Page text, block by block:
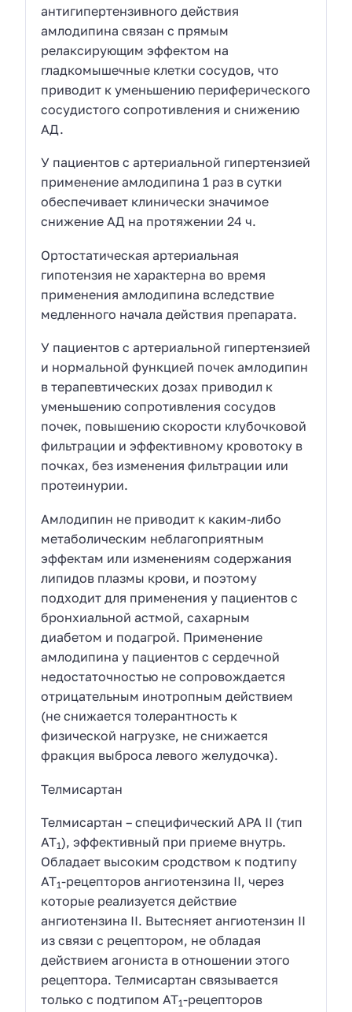
антигипертензивного действия
амлодипина связан с прямым
релаксирующим эффектом на
гладкомышечные клетки сосудов, что
приводит к уменьшению периферического
сосудистого сопротивления и снижению
АД.
У пациентов с артериальной гипертензией
применение амлодипина 1 раз в сутки
обеспечивает клинически значимое
снижение АД на протяжении 24 ч.
Ортостатическая артериальная
гипотензия не характерна во время
применения амлодипина вследствие
медленного начала действия препарата.
У пациентов с артериальной гипертензией
и нормальной функцией почек амлодипин
в терапевтических дозах приводил к
уменьшению сопротивления сосудов
почек, повышению скорости клубочковой
фильтрации и эффективному кровотоку в
почках, без изменения фильтрации или
протеинурии.
Амлодипин не приводит к каким-либо
метаболическим неблагоприятным
эффектам или изменениям содержания
липидов плазмы крови, и поэтому
подходит для применения у пациентов с
бронхиальной астмой, сахарным
диабетом и подагрой. Применение
амлодипина у пациентов с сердечной
недостаточностью не сопровождается
отрицательным инотропным действием
(не снижается толерантность к
физической нагрузке, не снижается
фракция выброса левого желудочка).
Телмисартан
Телмисартан – специфический АРА II (тип
AT1), эффективный при приеме внутрь.
Обладает высоким сродством к подтипу
AT1-рецепторов ангиотензина II, через
которые реализуется действие
ангиотензина II. Вытесняет ангиотензин II
из связи с рецептором, не обладая
действием агониста в отношении этого
рецептора. Телмисартан связывается
только с подтипом AT1-рецепторов